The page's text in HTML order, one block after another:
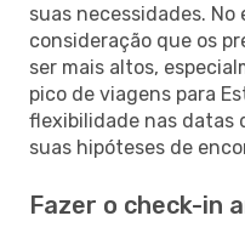
suas necessidades.
consideração que os
ser mais altos,
pico de viagens para
flexibilidade nas datas
suas hipóteses de
Fazer o check-in